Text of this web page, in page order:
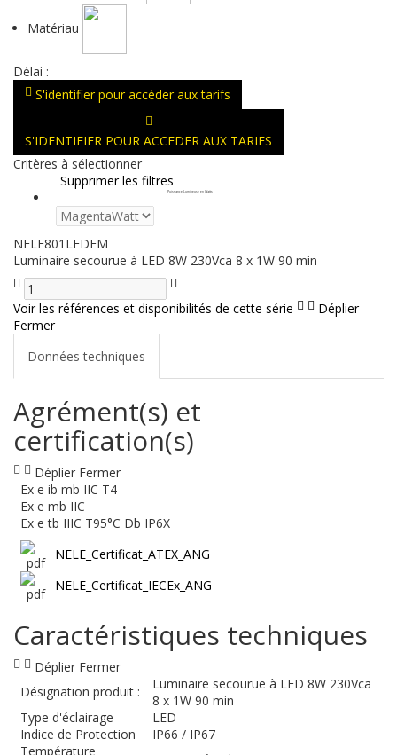
Matériau
Délai :
S'identifier pour accéder aux tarifs
S'IDENTIFIER POUR ACCEDER AUX TARIFS
Critères à sélectionner
Supprimer les filtres
Puissance Lumineuse en Watts :
NELE801LEDEM
Luminaire secourue à LED 8W 230Vca 8 x 1W 90 min
Voir les références et disponibilités de cette série
Déplier
Fermer
Données techniques
Agrément(s) et
certification(s)
Déplier Fermer
Ex e ib mb IIC T4
Ex e mb IIC
Ex e tb IIIC T95°C Db IP6X
NELE_Certificat_ATEX_ANG
NELE_Certificat_IECEx_ANG
Caractéristiques techniques
Déplier Fermer
Désignation produit :
Luminaire secourue à LED 8W 230Vca
8 x 1W 90 min
Type d'éclairage
LED
Indice de Protection
IP66 / IP67
Température